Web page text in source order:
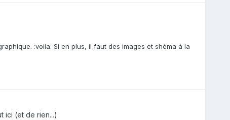
:voila: Si en plus, il faut des images et shéma à la
ici (et de rien...)